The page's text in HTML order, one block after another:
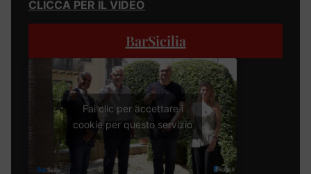
CLICCA PER IL VIDEO
BarSicilia
Fai clic per accettare i
cookie per questo servizio